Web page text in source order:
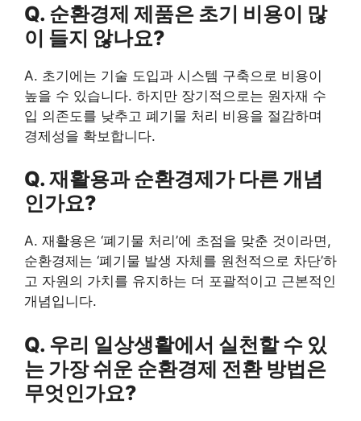
Q. 순환경제 제품은 초기 비용이 많
이 들지 않나요?
A. 초기에는 기술 도입과 시스템 구축으로 비용이
높을 수 있습니다. 하지만 장기적으로는 원자재 수
입 의존도를 낮추고 폐기물 처리 비용을 절감하며
경제성을 확보합니다.
Q. 재활용과 순환경제가 다른 개념
인가요?
A. 재활용은 ‘폐기물 처리’에 초점을 맞춘 것이라면,
순환경제는 ‘폐기물 발생 자체를 원천적으로 차단’하
고 자원의 가치를 유지하는 더 포괄적이고 근본적인
개념입니다.
Q. 우리 일상생활에서 실천할 수 있
는 가장 쉬운 순환경제 전환 방법은
무엇인가요?